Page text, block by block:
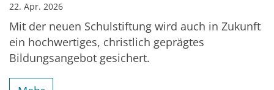
22. Apr. 2026
Mit der neuen Schulstiftung wird auch in Zukunft
ein hochwertiges, christlich geprägtes
Bildungsangebot gesichert.